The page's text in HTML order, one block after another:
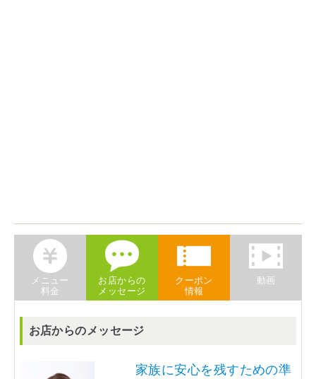
メニュー
料金
お店からの
メッセージ
クーポン
情報
動画
お店からのメッセージ
家族に安心を残すための準